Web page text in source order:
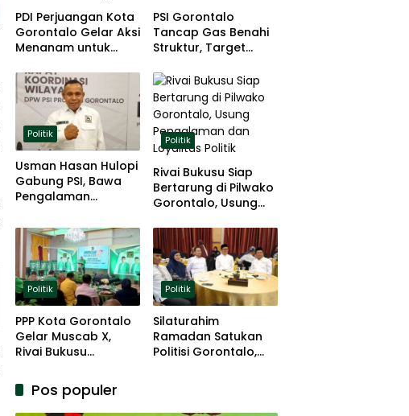
PDI Perjuangan Kota
Gorontalo Gelar Aksi
Menanam untuk
PSI Gorontalo
Tancap Gas Benahi
Struktur, Target
Politik
Usman Hasan Hulopi
Gabung PSI, Bawa
Pengalaman
Akar Rumput
Politik
Rivai Bukusu Siap
Bertarung di Pilwako
Gorontalo, Usung
Loyalitas Politik
Politik
PPP Kota Gorontalo
Gelar Muscab X,
Rivai Bukusu
Lanjutkan
Kepemimpinan
Politik
Silaturahim
Ramadan Satukan
Politisi Gorontalo,
Pos populer